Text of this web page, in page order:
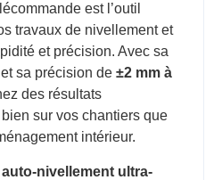
est l’outil
travaux de nivellement et
et précision. Avec sa
et sa précision de ±2 mm à
des résultats
sur vos chantiers que
intérieur.
auto-nivellement ultra-